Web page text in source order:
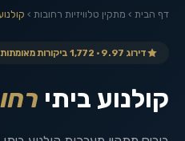
דף הבית › מתקין טלוויזיות רחובות ›
דירוג 9.97 · 1,772 ביקורות מאומתות · מידרג
קולנוע ביתי